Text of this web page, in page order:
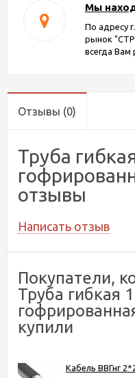
Мы
По адресу
рынок
всегда Вам
Отзывы (0)
Труба
отзывы
Написать отзыв
Покупатели,
Труба гибкая
купили
Кабель ВВГнг